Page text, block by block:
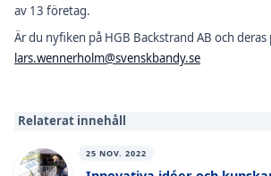
av 13 företag.
Är du nyfiken på HGB Backstrand AB och
lars.wennerholm@svenskbandy.se
Relaterat innehåll
25 NOV. 2022